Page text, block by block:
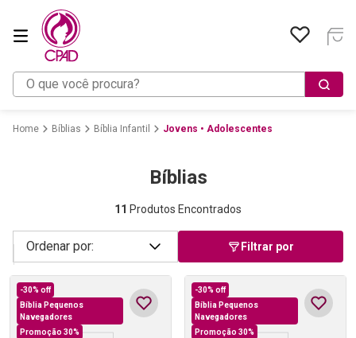
O que você procura?
Bíblias Bíblia Infantil Jovens • Adolescentes
Bíblias
11 Produtos Encontrados
Filtrar por
-30% off
Bíblia Pequenos
Navegadores
Promoção 30%
-30% off
Bíblia Pequenos
Navegadores
Promoção 30%